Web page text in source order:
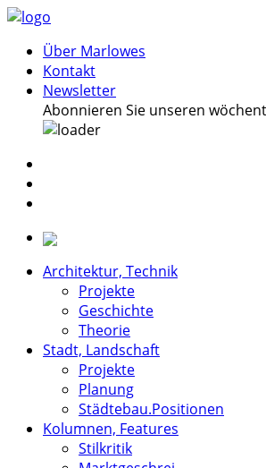
Über Marlowes
Kontakt
Newsletter
Abonnieren Sie unseren
Architektur, Technik
Projekte
Geschichte
Theorie
Stadt, Landschaft
Projekte
Planung
Städtebau.Positionen
Kolumnen, Features
Stilkritik